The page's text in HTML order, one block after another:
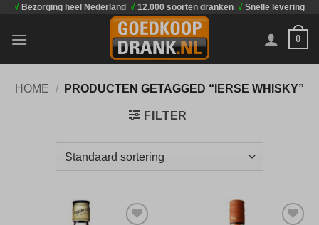
inhoud
√ Bezorging heel Nederland √ 12.000 soorten dranken √ Snelle levering
0
HOME / PRODUCTEN GETAGGED “IERSE WHISKY”
FILTER